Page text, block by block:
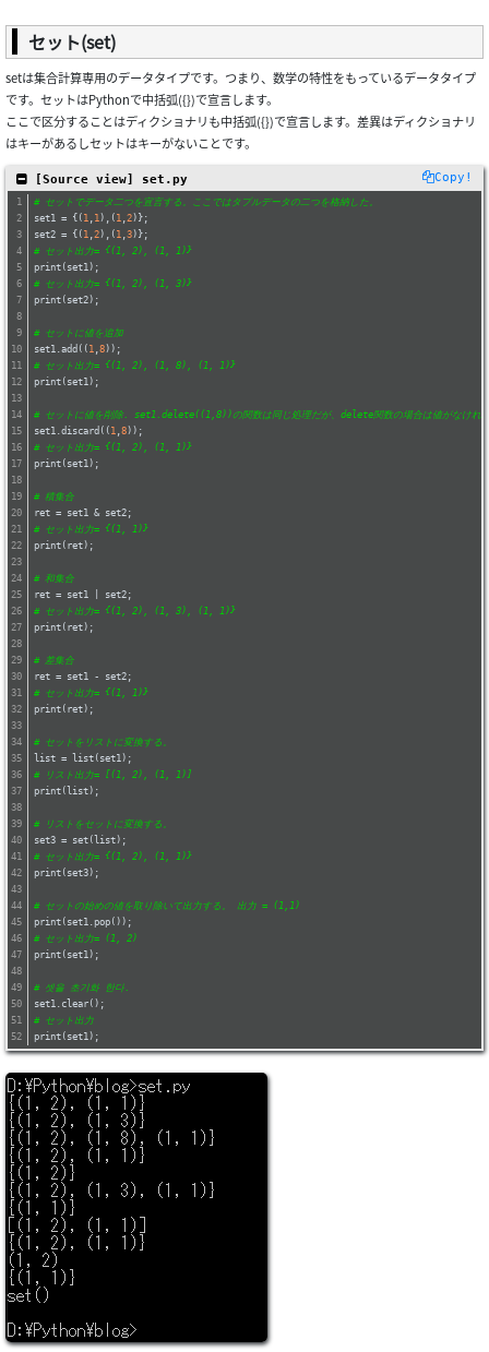
セット(set)
setは集合計算専用のデータタイプです。つまり、数学の特性をもっているデータタイプ
です。セットはPythonで中括弧({})で宣言します。
ここで区分することはディクショナリも中括弧({})で宣言します。差異はディクショナリ
はキーがあるしセットはキーがないことです。
Copy!
[Source view] set.py
# セットでデータ二つを宣言する。ここではタプルデータの二つを格納した。
set1 = {( 1 1 ),( 1 2 )};
set2 = {( 1 2 ),( 1 3 )};
# セット出力= {(1, 2), (1, 1)}
print(set1);
# セット出力= {(1, 2), (1, 3)}
print(set2);
# セットに値を追加
set1.add(( 1 8 ));
# セット出力= {(1, 2), (1, 8), (1, 1)}
print(set1);
# セットに値を削除. set1.delete((1,8))の関数は同じ処理だが、delete関数の場合は値がなけれ
set1.discard(( 1 8 ));
# セット出力= {(1, 2), (1, 1)}
print(set1);
# 積集合
ret = set1 & set2;
# セット出力= {(1, 1)}
print(ret);
# 和集合
ret = set1 | set2;
# セット出力= {(1, 2), (1, 3), (1, 1)}
print(ret);
# 差集合
ret = set1 - set2;
# セット出力= {(1, 1)}
print(ret);
# セットをリストに変換する。
list = list(set1);
# リスト出力= [(1, 2), (1, 1)]
print(list);
# リストをセットに変換する。
set3 = set(list);
# セット出力= {(1, 2), (1, 1)}
print(set3);
# セットの始めの値を取り除いて出力する。 出力 = (1,1)
print(set1.pop());
# セット出力= (1, 2)
print(set1);
# 셋을 초기화 한다.
set1.clear();
# セット出力
print(set1);